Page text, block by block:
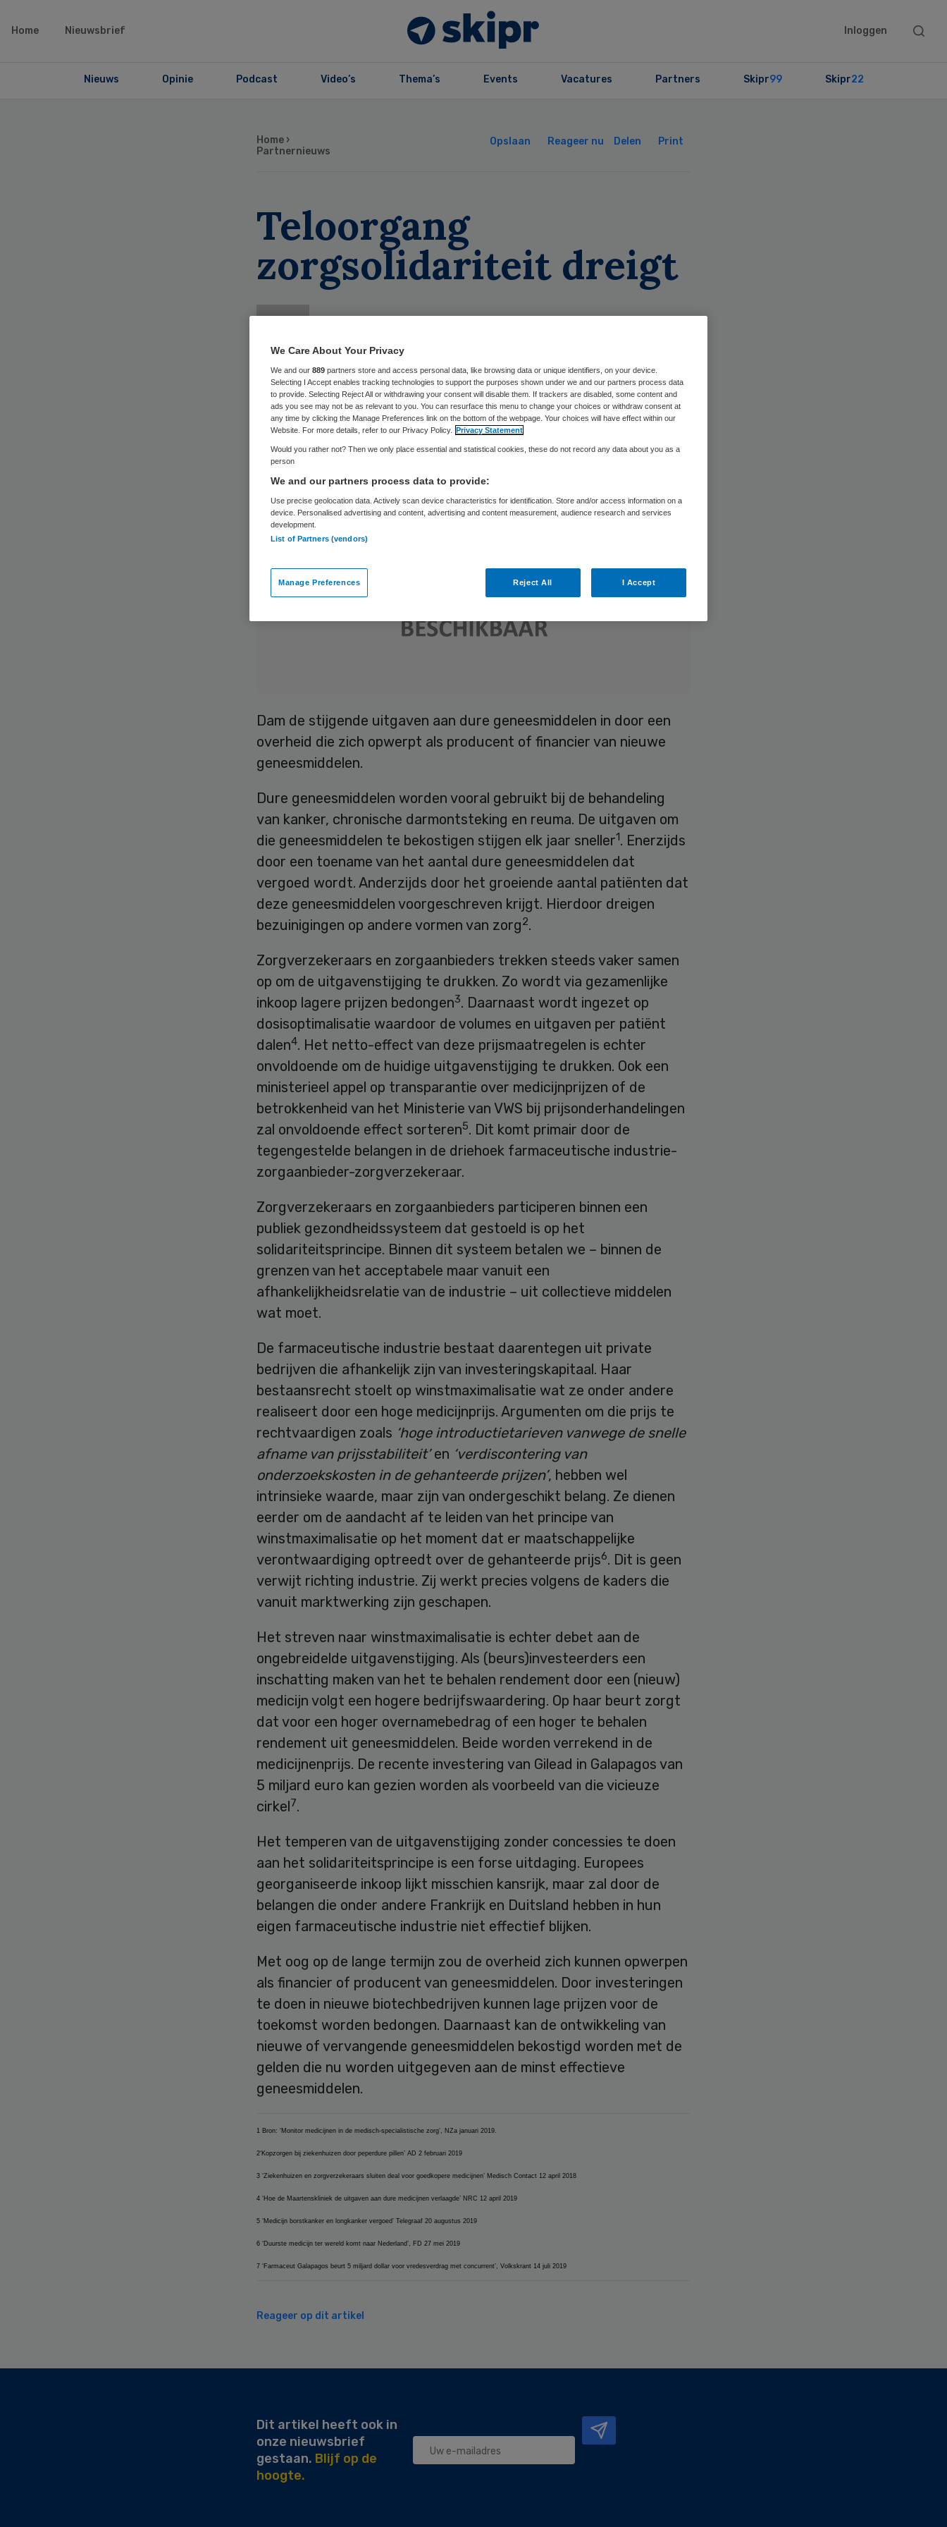
Home Nieuwsbrief Inloggen
Search
Nieuws Opinie Podcast Video’s Thema’s Events Vacatures Partners Skipr99 Skipr22
Home ›
Partnernieuws
Opslaan Reageer nu Delen Print
Teloorgang
zorgsolidariteit dreigt
Dam de stijgende uitgaven aan dure geneesmiddelen in door een
overheid die zich opwerpt als producent of financier van nieuwe
geneesmiddelen.
Dure geneesmiddelen worden vooral gebruikt bij de behandeling
van kanker, chronische darmontsteking en reuma. De uitgaven om
die geneesmiddelen te bekostigen stijgen elk jaar sneller1. Enerzijds
door een toename van het aantal dure geneesmiddelen dat
vergoed wordt. Anderzijds door het groeiende aantal patiënten dat
deze geneesmiddelen voorgeschreven krijgt. Hierdoor dreigen
bezuinigingen op andere vormen van zorg2.
Zorgverzekeraars en zorgaanbieders trekken steeds vaker samen
op om de uitgavenstijging te drukken. Zo wordt via gezamenlijke
inkoop lagere prijzen bedongen3. Daarnaast wordt ingezet op
dosisoptimalisatie waardoor de volumes en uitgaven per patiënt
dalen4. Het netto-effect van deze prijsmaatregelen is echter
onvoldoende om de huidige uitgavenstijging te drukken. Ook een
ministerieel appel op transparantie over medicijnprijzen of de
betrokkenheid van het Ministerie van VWS bij prijsonderhandelingen
zal onvoldoende effect sorteren5. Dit komt primair door de
tegengestelde belangen in de driehoek farmaceutische industrie-
zorgaanbieder-zorgverzekeraar.
Zorgverzekeraars en zorgaanbieders participeren binnen een
publiek gezondheidssysteem dat gestoeld is op het
solidariteitsprincipe. Binnen dit systeem betalen we – binnen de
grenzen van het acceptabele maar vanuit een
afhankelijkheidsrelatie van de industrie – uit collectieve middelen
wat moet.
De farmaceutische industrie bestaat daarentegen uit private
bedrijven die afhankelijk zijn van investeringskapitaal. Haar
bestaansrecht stoelt op winstmaximalisatie wat ze onder andere
realiseert door een hoge medicijnprijs. Argumenten om die prijs te
rechtvaardigen zoals ‘hoge introductietarieven vanwege de snelle
afname van prijsstabiliteit’en ‘verdiscontering van
onderzoekskosten in de gehanteerde prijzen’, hebben wel
intrinsieke waarde, maar zijn van ondergeschikt belang. Ze dienen
eerder om de aandacht af te leiden van het principe van
winstmaximalisatie op het moment dat er maatschappelijke
verontwaardiging optreedt over de gehanteerde prijs6. Dit is geen
verwijt richting industrie. Zij werkt precies volgens de kaders die
vanuit marktwerking zijn geschapen.
Het streven naar winstmaximalisatie is echter debet aan de
ongebreidelde uitgavenstijging. Als (beurs)investeerders een
inschatting maken van het te behalen rendement door een (nieuw)
medicijn volgt een hogere bedrijfswaardering. Op haar beurt zorgt
dat voor een hoger overnamebedrag of een hoger te behalen
rendement uit geneesmiddelen. Beide worden verrekend in de
medicijnenprijs. De recente investering van Gilead in Galapagos van
5 miljard euro kan gezien worden als voorbeeld van die vicieuze
cirkel7.
Het temperen van de uitgavenstijging zonder concessies te doen
aan het solidariteitsprincipe is een forse uitdaging. Europees
georganiseerde inkoop lijkt misschien kansrijk, maar zal door de
belangen die onder andere Frankrijk en Duitsland hebben in hun
eigen farmaceutische industrie niet effectief blijken.
Met oog op de lange termijn zou de overheid zich kunnen opwerpen
als financier of producent van geneesmiddelen. Door investeringen
te doen in nieuwe biotechbedrijven kunnen lage prijzen voor de
toekomst worden bedongen. Daarnaast kan de ontwikkeling van
nieuwe of vervangende geneesmiddelen bekostigd worden met de
gelden die nu worden uitgegeven aan de minst effectieve
geneesmiddelen.
1 Bron: ‘Monitor medicijnen in de medisch-specialistische zorg’, NZa januari 2019.
2‘Kopzorgen bij ziekenhuizen door peperdure pillen’ AD 2 februari 2019
3 ‘Ziekenhuizen en zorgverzekeraars sluiten deal voor goedkopere medicijnen’ Medisch Contact 12 april 2018
4 ‘Hoe de Maartenskliniek de uitgaven aan dure medicijnen verlaagde’ NRC 12 april 2019
5 ‘Medicijn borstkanker en longkanker vergoed’ Telegraaf 20 augustus 2019
6 ‘Duurste medicijn ter wereld komt naar Nederland’, FD 27 mei 2019
7 ‘Farmaceut Galapagos beurt 5 miljard dollar voor vredesverdrag met concurrent’, Volkskrant 14 juli 2019
Reageer op dit artikel
Dit artikel heeft ook in
onze nieuwsbrief
gestaan. Blijf op de
hoogte.
We Care About Your Privacy
We and our 889 partners store and access personal data, like browsing data or unique identifiers, on your device.
Selecting I Accept enables tracking technologies to support the purposes shown under we and our partners process data
to provide. Selecting Reject All or withdrawing your consent will disable them. If trackers are disabled, some content and
ads you see may not be as relevant to you. You can resurface this menu to change your choices or withdraw consent at
any time by clicking the Manage Preferences link on the bottom of the webpage. Your choices will have effect within our
Website. For more details, refer to our Privacy Policy. Privacy Statement
Would you rather not? Then we only place essential and statistical cookies, these do not record any data about you as a
person
We and our partners process data to provide:
Use precise geolocation data. Actively scan device characteristics for identification. Store and/or access information on a
device. Personalised advertising and content, advertising and content measurement, audience research and services
development.
List of Partners (vendors)
Manage Preferences Reject All I Accept